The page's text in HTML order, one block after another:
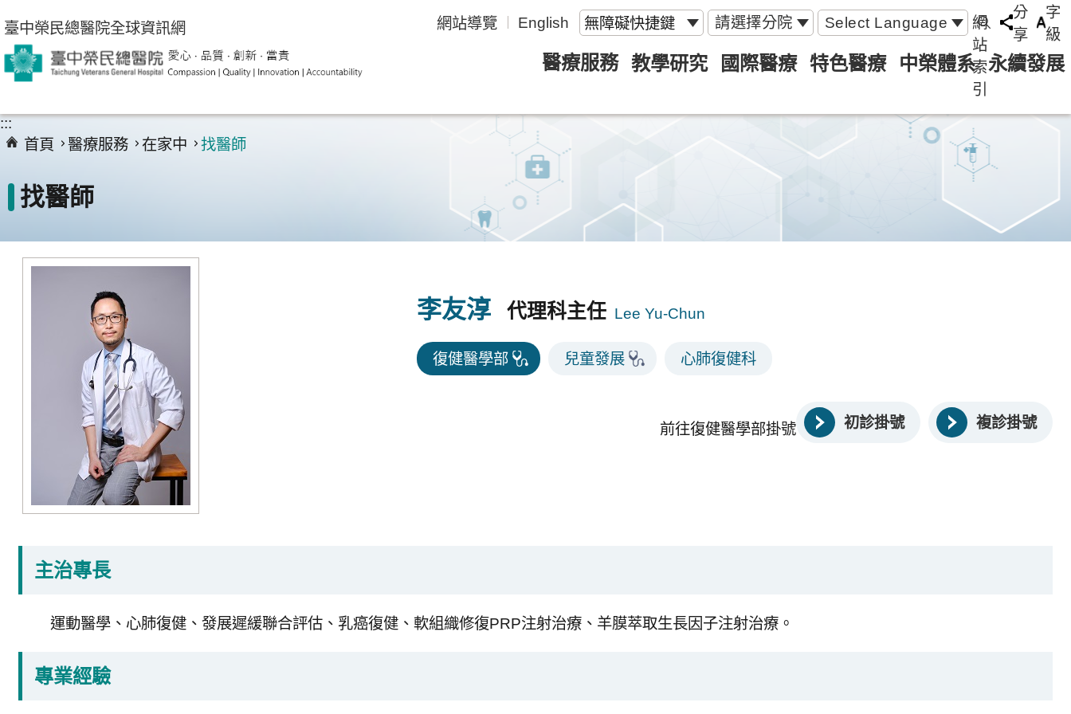
跳到主要內容區塊
臺中榮民總醫院全球資訊網 網站導覽 English 無障礙快捷鍵 請選擇分院 Select Language
網
站
索
引
分
享
字
級
醫療服務 教學研究 國際醫療 特色醫療 中榮體系 永續發展
:::
首頁
醫療服務 在家中 找醫師
找醫師
李友淳 代理科主任
復健醫學部 兒童發展 心肺復健科
前往復健醫學部掛號 初診掛號 複診掛號
主治專長
運動醫學、心肺復健、發展遲緩聯合評估、乳癌復健、軟組織修復PRP注射治療、羊膜萃取生長因子注射治療。
專業經驗